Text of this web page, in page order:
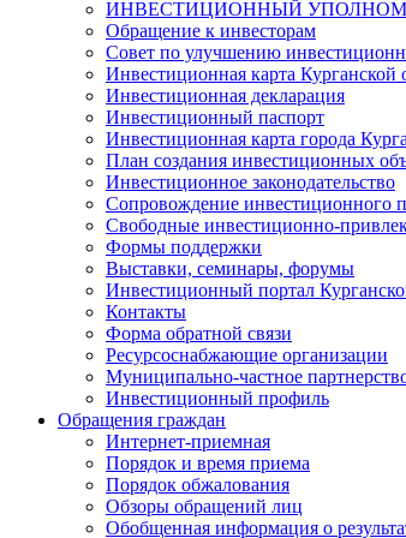
ИНВЕСТИЦИОННЫЙ
Обращение к инвесторам
Совет по улучшению
Инвестиционная карта Курганской
Инвестиционная декларация
Инвестиционный паспорт
Инвестиционная карта города
План создания инвестиционных
Инвестиционное законодательство
Сопровождение инвестиционного
Свободные инвестиционно-
Формы поддержки
Выставки, семинары, форумы
Инвестиционный портал
Контакты
Форма обратной связи
Ресурсоснабжающие организации
Муниципально-частное
Инвестиционный профиль
Обращения граждан
Интернет-приемная
Порядок и время приема
Порядок обжалования
Обзоры обращений лиц
Обобщенная информация о